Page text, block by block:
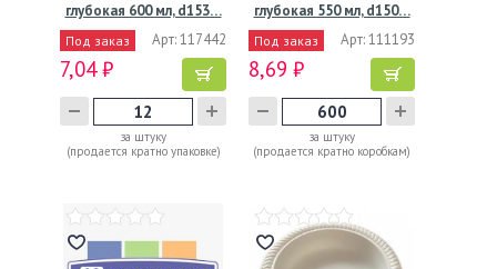
глубокая 600 мл, d153…
Под заказ Арт: 117442
7,04 ₽
за штуку
(продается кратно упаковке)
глубокая 550 мл, d150…
Под заказ Арт: 111193
8,69 ₽
за штуку
(продается кратно коробкам)